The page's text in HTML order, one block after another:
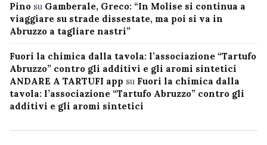
Pino su Gamberale, Greco: “In Molise si continua a
viaggiare su strade dissestate, ma poi si va in
Abruzzo a tagliare nastri”
Fuori la chimica dalla tavola: l’associazione “Tartufo
Abruzzo” contro gli additivi e gli aromi sintetici
ANDARE A TARTUFI app su Fuori la chimica dalla
tavola: l’associazione “Tartufo Abruzzo” contro gli
additivi e gli aromi sintetici